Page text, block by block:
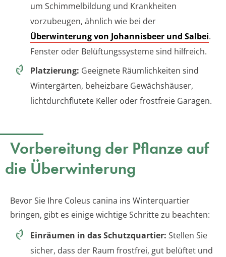
um Schimmelbildung und Krankheiten
vorzubeugen, ähnlich wie bei der
Überwinterung von Johannisbeer und Salbei.
Fenster oder Belüftungssysteme sind hilfreich.
Platzierung: Geeignete Räumlichkeiten sind
Wintergärten, beheizbare Gewächshäuser,
lichtdurchflutete Keller oder frostfreie Garagen.
Vorbereitung der Pflanze auf
die Überwinterung
Bevor Sie Ihre Coleus canina ins Winterquartier
bringen, gibt es einige wichtige Schritte zu beachten:
Einräumen in das Schutzquartier: Stellen Sie
sicher, dass der Raum frostfrei, gut belüftet und